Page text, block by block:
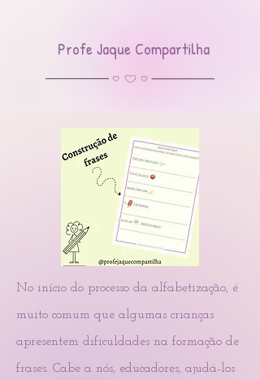
Profe Jaque Compartilha
No início do processo da alfabetização, é
muito comum que algumas crianças
apresentem dificuldades na formação de
frases. Cabe a nós, educadores, ajudá-los